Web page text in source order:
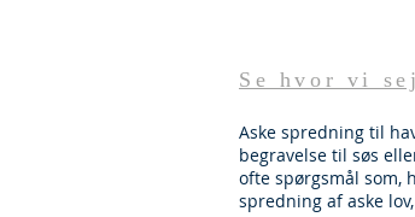
Se hvor vi
Aske spredning til
begravelse til søs
ofte spørgsmål som,
spredning af aske